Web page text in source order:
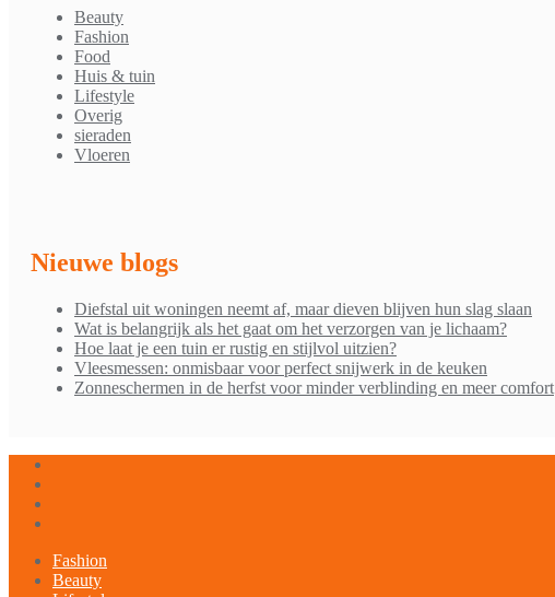
Beauty
Fashion
Food
Huis & tuin
Lifestyle
Overig
sieraden
Vloeren
Nieuwe blogs
Diefstal uit woningen neemt af, maar dieven blijven hun slag slaan
Wat is belangrijk als het gaat om het verzorgen van je lichaam?
Hoe laat je een tuin er rustig en stijlvol uitzien?
Vleesmessen: onmisbaar voor perfect snijwerk in de keuken
Zonneschermen in de herfst voor minder verblinding en meer comfort
Fashion
Beauty